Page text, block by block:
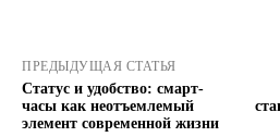
ПРЕДЫДУЩАЯ СТАТЬЯ
Статус и удобство: смарт-
часы как неотъемлемый
элемент современной жизни